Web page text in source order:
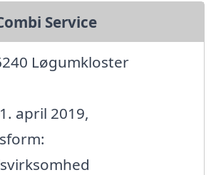
Service
Løgumkloster
april 2019,